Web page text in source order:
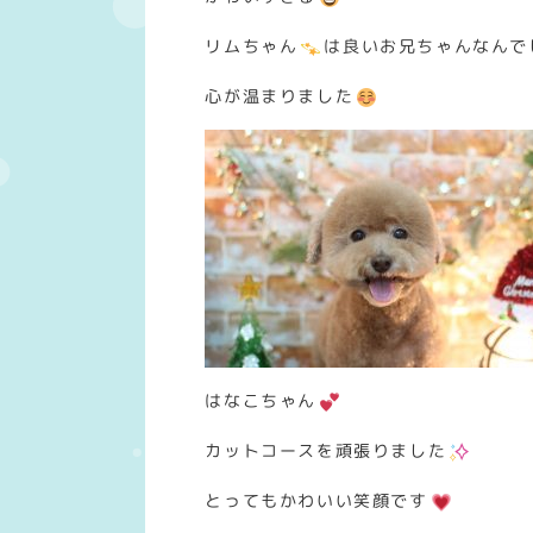
リムちゃん は良いお兄ちゃんなん
心が温まりました
はなこちゃん
カットコースを頑張りました
とってもかわいい笑顔です